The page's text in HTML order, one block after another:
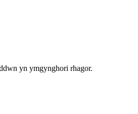
yn ymgynghori rhagor.